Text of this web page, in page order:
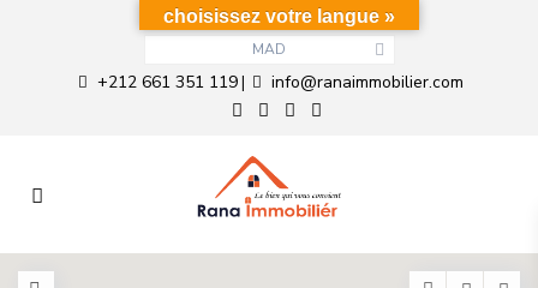
MAD
+212 661 351 119| info@ranaimmobilier.com
choisissez votre langue »